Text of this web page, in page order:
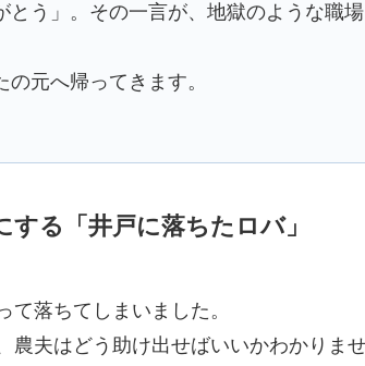
とう」。その一言が、地獄のような職
元へ帰ってきます。
る「井戸に落ちたロバ」
落ちてしまいました。
夫はどう助け出せばいいかわかりませ